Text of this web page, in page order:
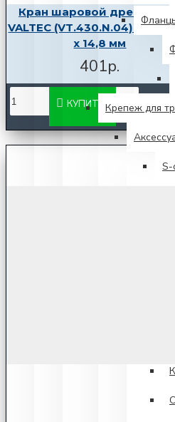
Крепеж для
S-
Кран шаровой дренажный
VALTEC (VT.430.N.04) 1/2
х 14,8 мм
401р.
КУПИТЬ